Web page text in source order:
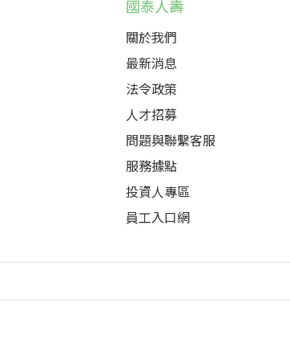
國泰人壽
關於我們
最新消息
法令政策
人才招募
問題與聯繫客服
服務據點
投資人專區
員工入口網